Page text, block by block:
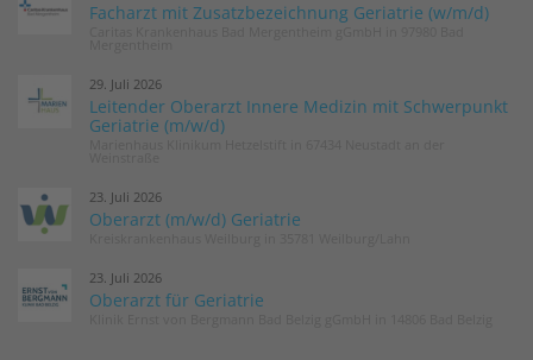
Facharzt mit Zusatzbezeichnung Geriatrie (w/m/d)
29. Juli 2026
Leitender Oberarzt Innere Medizin mit Schwerpunkt
Geriatrie (m/w/d)
23. Juli 2026
Oberarzt (m/w/d) Geriatrie
23. Juli 2026
Oberarzt für Geriatrie